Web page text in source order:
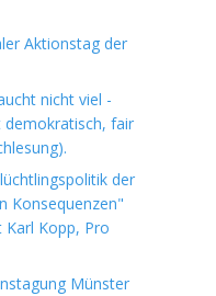
Aktionstag der
nicht viel -
demokratisch, fair
der
Konsequenzen"
Kopp, Pro
Münster